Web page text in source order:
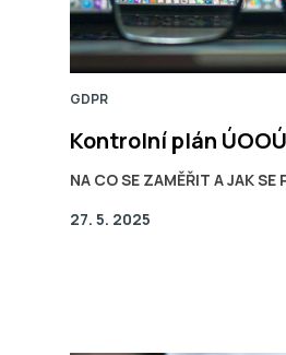
GDPR
Kontrolní plán
NA CO SE ZAMĚŘIT A JAK SE
27. 5. 2025